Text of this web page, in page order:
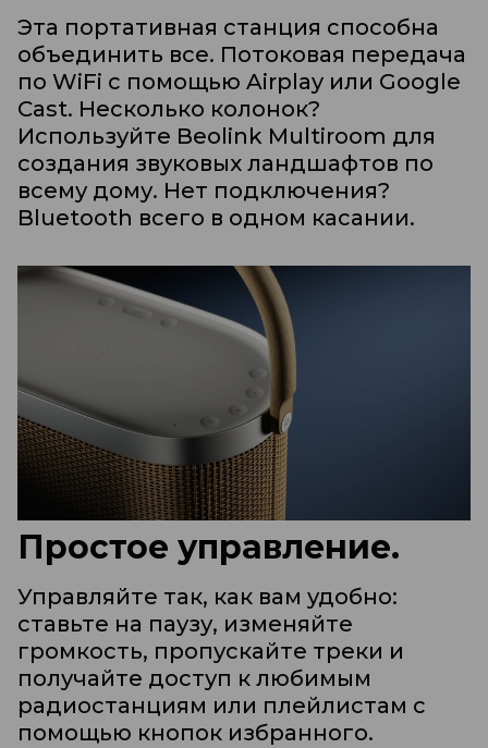
Эта портативная станция способна
объединить все. Потоковая передача
по WiFi с помощью Airplay или Google
Cast. Несколько колонок?
Используйте Beolink Multiroom для
создания звуковых ландшафтов по
всему дому. Нет подключения?
Bluetooth всего в одном касании.
Простое управление.
Управляйте так, как вам удобно:
ставьте на паузу, изменяйте
громкость, пропускайте треки и
получайте доступ к любимым
радиостанциям или плейлистам с
помощью кнопок избранного.